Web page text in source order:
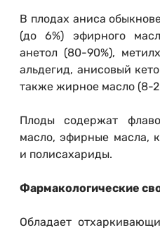
В плодах аниса
(до 6%) эфирного
анетол (80-90%),
альдегид, анисовый
также жирное масло (8-
Плоды содержат
масло, эфирные масла,
и полисахариды.
Фармакологические
Обладает